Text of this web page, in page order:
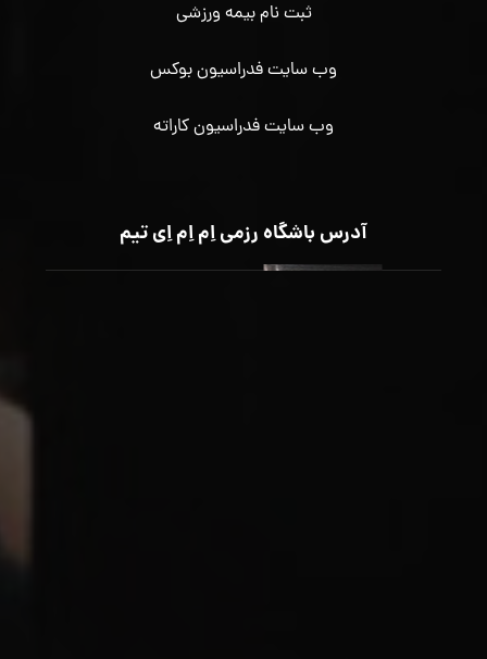
ثبت نام بیمه ورزشی
وب سایت فدراسیون بوکس
وب سایت فدراسیون کاراته
آدرس باشگاه رزمی اِم اِم اِی تیم